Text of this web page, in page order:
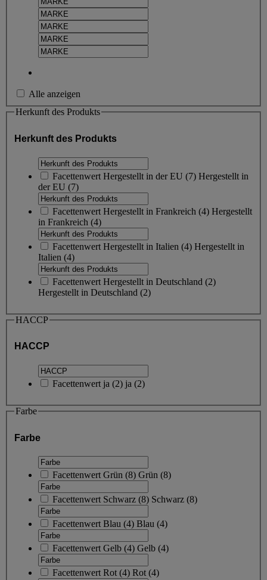
Alle anzeigen
Herkunft des Produkts
Herkunft des Produkts
Facettenwert Hergestellt in der EU (7) Hergestellt in
der EU (7)
Facettenwert Hergestellt in Frankreich (4) Hergestellt
in Frankreich (4)
Facettenwert Hergestellt in Italien (4) Hergestellt in
Italien (4)
Facettenwert Hergestellt in Deutschland (2)
Hergestellt in Deutschland (2)
HACCP
HACCP
Facettenwert ja (2) ja (2)
Farbe
Farbe
Facettenwert Grün (8) Grün (8)
Facettenwert Schwarz (8) Schwarz (8)
Facettenwert Blau (4) Blau (4)
Facettenwert Gelb (4) Gelb (4)
Facettenwert Rot (4) Rot (4)